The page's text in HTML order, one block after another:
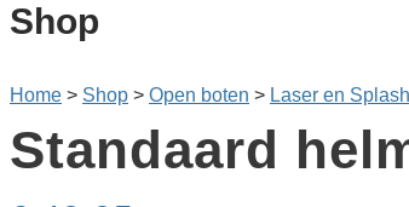
Shop
Home > Shop > Open boten > Laser en
Standaard